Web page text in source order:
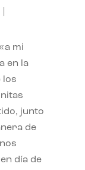
mi
en la
los
junto
de
día de